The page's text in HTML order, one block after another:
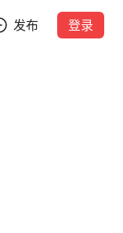
发布 登录